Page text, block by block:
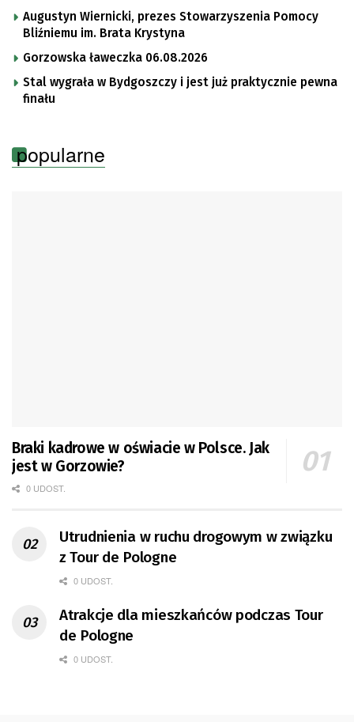
Augustyn Wiernicki, prezes Stowarzyszenia Pomocy
Bliźniemu im. Brata Krystyna
Gorzowska ławeczka 06.08.2026
Stal wygrała w Bydgoszczy i jest już praktycznie pewna
finału
popularne
Braki kadrowe w oświacie w Polsce. Jak
jest w Gorzowie?
0 UDOST.
Utrudnienia w ruchu drogowym w związku
z Tour de Pologne
0 UDOST.
Atrakcje dla mieszkańców podczas Tour
de Pologne
0 UDOST.